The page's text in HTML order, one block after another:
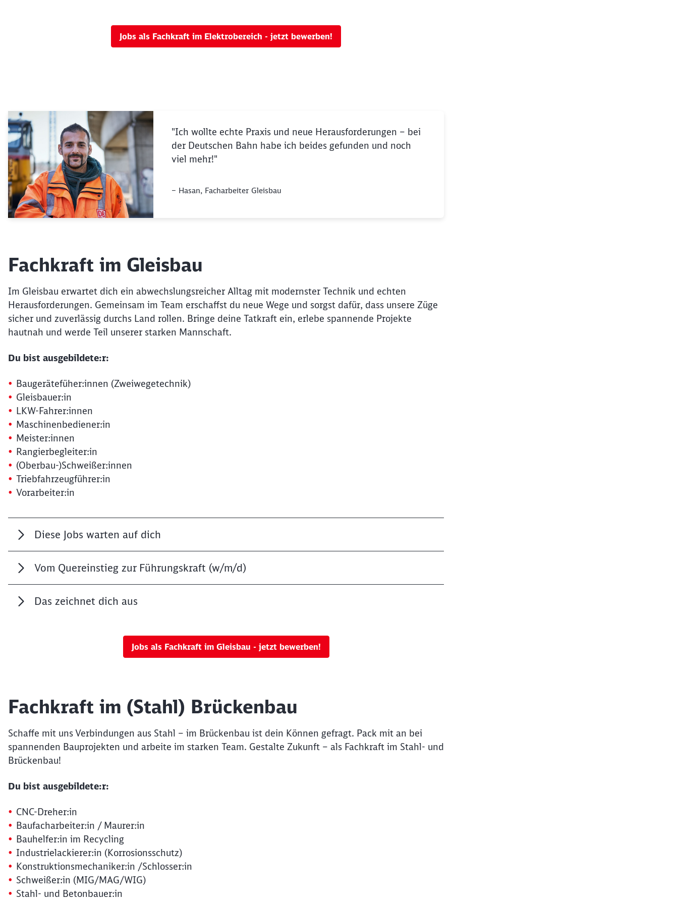
Jobs als Fachkraft im Elektrobereich - jetzt bewerben!
"Ich wollte echte Praxis und neue Herausforderungen – bei
der Deutschen Bahn habe ich beides gefunden und noch
viel mehr!"
– Hasan, Facharbeiter Gleisbau
Fachkraft im Gleisbau
Im Gleisbau erwartet dich ein abwechslungsreicher Alltag mit modernster Technik und echten
Herausforderungen. Gemeinsam im Team erschaffst du neue Wege und sorgst dafür, dass unsere Züge
sicher und zuverlässig durchs Land rollen. Bringe deine Tatkraft ein, erlebe spannende Projekte
hautnah und werde Teil unserer starken Mannschaft.
Du bist ausgebildete:r:
Baugerätefüher:innen (Zweiwegetechnik)
Gleisbauer:in
LKW-Fahrer:innen
Maschinenbediener:in
Meister:innen
Rangierbegleiter:in
(Oberbau-)Schweißer:innen
Triebfahrzeugführer:in
Vorarbeiter:in
Diese Jobs warten auf dich
Vom Quereinstieg zur Führungskraft (w/m/d)
Das zeichnet dich aus
Jobs als Fachkraft im Gleisbau - jetzt bewerben!
Fachkraft im (Stahl) Brückenbau
Schaffe mit uns Verbindungen aus Stahl – im Brückenbau ist dein Können gefragt. Pack mit an bei
spannenden Bauprojekten und arbeite im starken Team. Gestalte Zukunft – als Fachkraft im Stahl- und
Brückenbau!
Du bist ausgebildete:r:
CNC-Dreher:in
Baufacharbeiter:in / Maurer:in
Bauhelfer:in im Recycling
Industrielackierer:in (Korrosionsschutz)
Konstruktionsmechaniker:in /Schlosser:in
Schweißer:in (MIG/MAG/WIG)
Stahl- und Betonbauer:in